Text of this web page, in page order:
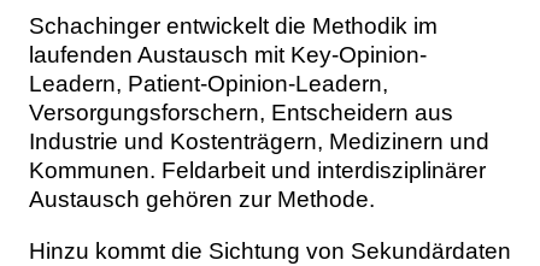
Schachinger entwickelt die Methodik im
laufenden Austausch mit Key-Opinion-
Leadern, Patient-Opinion-Leadern,
Versorgungsforschern, Entscheidern aus
Industrie und Kostenträgern, Medizinern und
Kommunen. Feldarbeit und interdisziplinärer
Austausch gehören zur Methode.
Hinzu kommt die Sichtung von Sekundärdaten